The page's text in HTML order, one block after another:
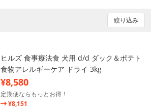
絞り込み
ヒルズ 食事療法食 犬用 d/d ダック＆ポテト
食物アレルギーケア ドライ 3kg
¥8,580
定期便ならもっとお得！
¥8,151